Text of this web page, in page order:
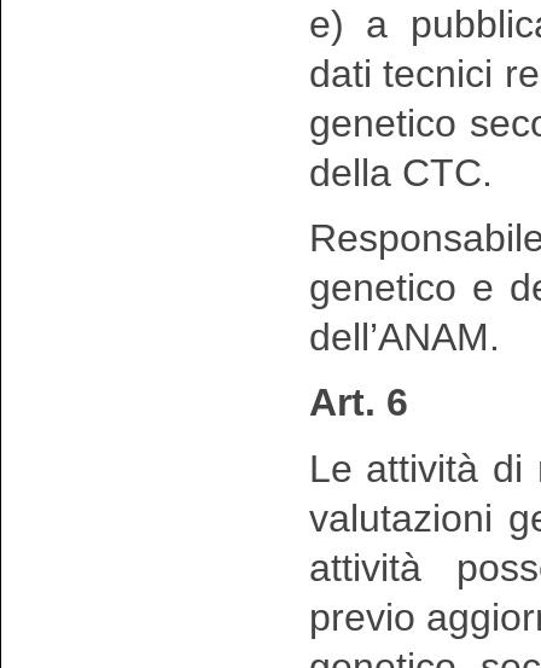
e) a
dati tecnici
genetico
della CTC.
genetico e
dell’ANAM.
Art. 6
Le attività di
valutazioni
attività
previo